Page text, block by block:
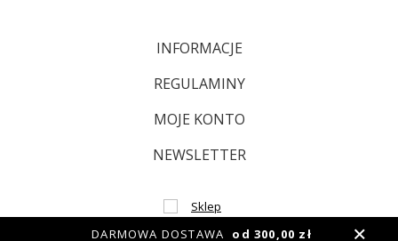
DARMOWA DOSTAWA od 300,00 zł
INFORMACJE
REGULAMINY
MOJE KONTO
NEWSLETTER